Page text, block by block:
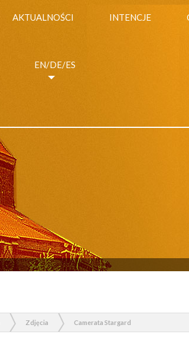
AKTUALNOŚCI INTENCJE
EN/DE/ES
Zdjęcia Camerata Stargard